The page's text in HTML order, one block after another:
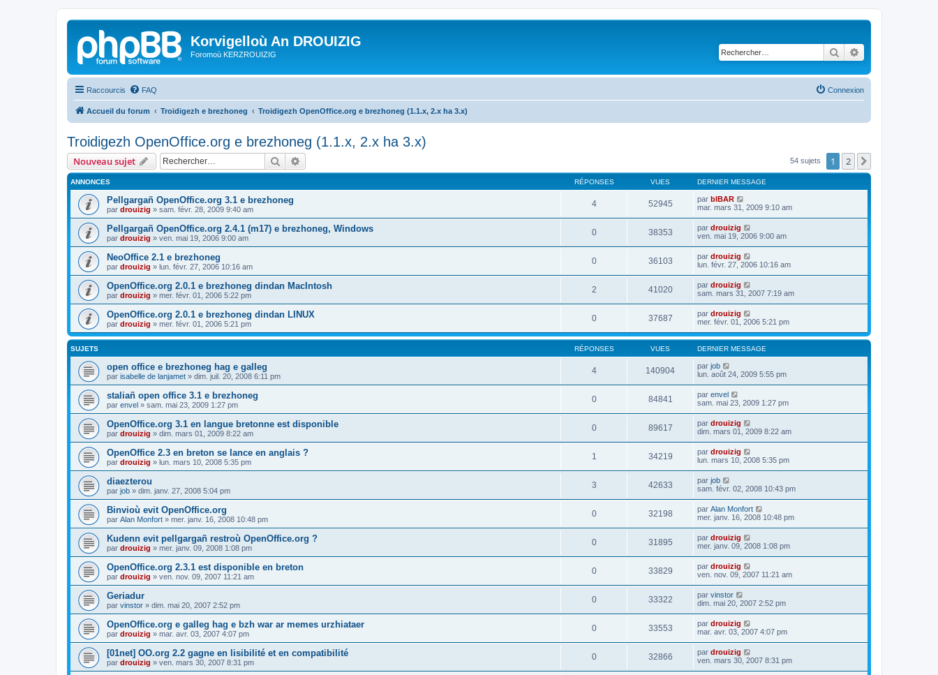
Korvigelloù An DROUIZIG
Foromoù KERZROUIZIG Rechercher
Raccourcis FAQ Connexion
Accueil du forum Troidigezh e brezhoneg Troidigezh OpenOffice.org e brezhoneg (1.1.x, 2.x ha 3.x)
Troidigezh OpenOffice.org e brezhoneg (1.1.x, 2.x ha 3.x)
Nouveau sujet Rechercher 54 sujets 1 2
ANNONCES RÉPONSES VUES DERNIER MESSAGE
Pellgargañ OpenOffice.org 3.1 e brezhoneg
par drouizig » sam. févr. 28, 2009 9:40 am
4 52945 par bIBAR
mar. mars 31, 2009 9:10 am
Pellgargañ OpenOffice.org 2.4.1 (m17) e brezhoneg, Windows
par drouizig » ven. mai 19, 2006 9:00 am
0 38353 par drouizig
ven. mai 19, 2006 9:00 am
NeoOffice 2.1 e brezhoneg
par drouizig » lun. févr. 27, 2006 10:16 am
0 36103 par drouizig
lun. févr. 27, 2006 10:16 am
OpenOffice.org 2.0.1 e brezhoneg dindan MacIntosh
par drouizig » mer. févr. 01, 2006 5:22 pm
2 41020 par drouizig
sam. mars 31, 2007 7:19 am
OpenOffice.org 2.0.1 e brezhoneg dindan LINUX
par drouizig » mer. févr. 01, 2006 5:21 pm
0 37687 par drouizig
mer. févr. 01, 2006 5:21 pm
SUJETS RÉPONSES VUES DERNIER MESSAGE
open office e brezhoneg hag e galleg
par isabelle de lanjamet » dim. juil. 20, 2008 6:11 pm
4 140904 par job
lun. août 24, 2009 5:55 pm
staliañ open office 3.1 e brezhoneg
par envel » sam. mai 23, 2009 1:27 pm
0 84841 par envel
sam. mai 23, 2009 1:27 pm
OpenOffice.org 3.1 en langue bretonne est disponible
par drouizig » dim. mars 01, 2009 8:22 am
0 89617 par drouizig
dim. mars 01, 2009 8:22 am
OpenOffice 2.3 en breton se lance en anglais ?
par drouizig » lun. mars 10, 2008 5:35 pm
1 34219 par drouizig
lun. mars 10, 2008 5:35 pm
diaezterou
par job » dim. janv. 27, 2008 5:04 pm
3 42633 par job
sam. févr. 02, 2008 10:43 pm
Binvioù evit OpenOffice.org
par Alan Monfort » mer. janv. 16, 2008 10:48 pm
0 32198 par Alan Monfort
mer. janv. 16, 2008 10:48 pm
Kudenn evit pellgargañ restroù OpenOffice.org ?
par drouizig » mer. janv. 09, 2008 1:08 pm
0 31895 par drouizig
mer. janv. 09, 2008 1:08 pm
OpenOffice.org 2.3.1 est disponible en breton
par drouizig » ven. nov. 09, 2007 11:21 am
0 33829 par drouizig
ven. nov. 09, 2007 11:21 am
Geriadur
par vinstor » dim. mai 20, 2007 2:52 pm
0 33322 par vinstor
dim. mai 20, 2007 2:52 pm
OpenOffice.org e galleg hag e bzh war ar memes urzhiataer
par drouizig » mar. avr. 03, 2007 4:07 pm
0 33553 par drouizig
mar. avr. 03, 2007 4:07 pm
[01net] OO.org 2.2 gagne en lisibilité et en compatibilité
par drouizig » ven. mars 30, 2007 8:31 pm
0 32866 par drouizig
ven. mars 30, 2007 8:31 pm